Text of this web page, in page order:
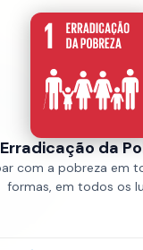
Rede de Abastecimento
Em operação
Projetado